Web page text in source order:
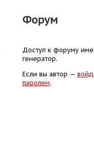
Форум
Доступ к форуму
генератор.
Если вы автор —
паролем.